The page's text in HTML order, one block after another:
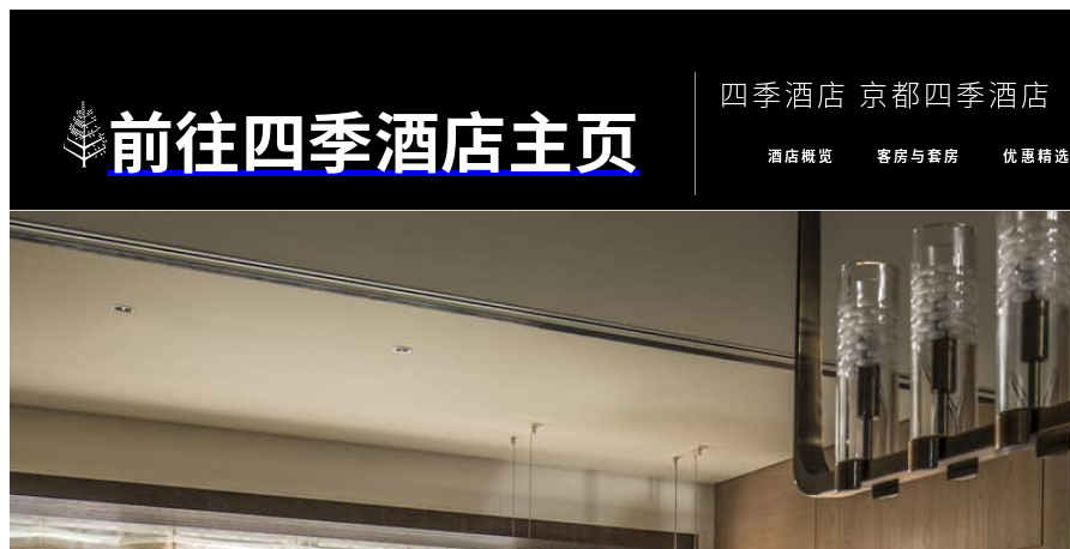
前往四季酒店主页 四季酒店 京都四季酒店
酒店概览 客房与套房 优惠精选